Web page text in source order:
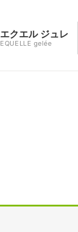
エクエル ジュレ
EQUELLE gelée